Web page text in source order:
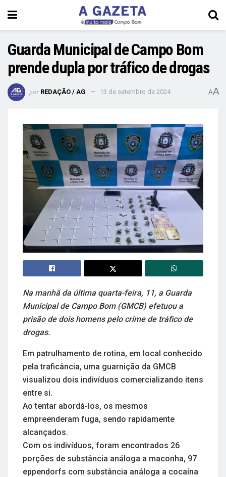
Guarda Municipal de Campo Bom
prende dupla por tráfico de drogas
por REDAÇÃO / AG 13 de setembro de 2024 AA
Na manhã da última quarta-feira, 11, a Guarda
Municipal de Campo Bom (GMCB) efetuou a
prisão de dois homens pelo crime de tráfico de
drogas.
Em patrulhamento de rotina, em local conhecido
pela traficância, uma guarnição da GMCB
visualizou dois indivíduos comercializando itens
entre si.
Ao tentar abordá-los, os mesmos
empreenderam fuga, sendo rapidamente
alcançados.
Com os indivíduos, foram encontrados 26
porções de substância análoga a maconha, 97
eppendorfs com substância análoga a cocaína